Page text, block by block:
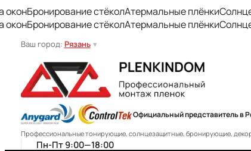
Бронирование стёколАтермальные плёнки
Бронирование стёколАтермальные плёнки
Ваш город: Рязань ▾
Официальный представитель в
Профессиональные тонирующие, солнцезащитные, бронирующие,
Пн-Пт 9:00—18:00